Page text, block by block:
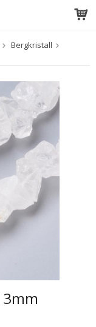
Bergkristall